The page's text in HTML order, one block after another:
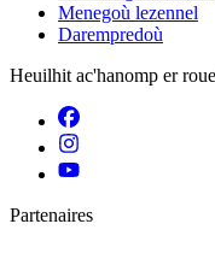
Menegoù lezennel
Darempredoù
Heuilhit ac'hanomp er
Partenaires